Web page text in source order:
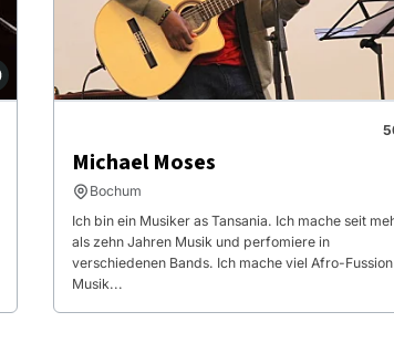
Michael Moses
Bochum
Ich bin ein Musiker as Tansania. Ich mache seit
als zehn Jahren Musik und perfomiere in
verschiedenen Bands. Ich mache viel Afro-Fussion
Musik...